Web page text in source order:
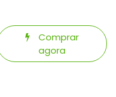
Comprar
agora